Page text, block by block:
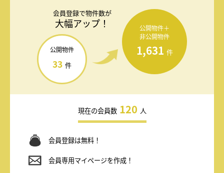
会員登録で物件数が
大幅アップ！
公開物件
33 件
公開物件＋
非公開物件
1,631 件
現在の会員数 120 人
会員登録は無料！
会員専用マイページを作成！